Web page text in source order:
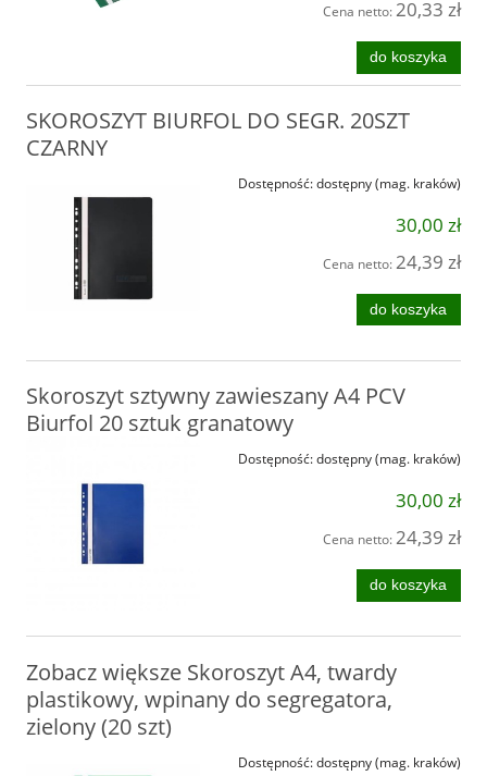
Cena netto:20,33 zł
do koszyka
SKOROSZYT BIURFOL DO SEGR. 20SZT
CZARNY
Dostępność:dostępny (mag. kraków)
30,00 zł
Cena netto:24,39 zł
do koszyka
Skoroszyt sztywny zawieszany A4 PCV
Biurfol 20 sztuk granatowy
Dostępność:dostępny (mag. kraków)
30,00 zł
Cena netto:24,39 zł
do koszyka
Zobacz większe Skoroszyt A4, twardy
plastikowy, wpinany do segregatora,
zielony (20 szt)
Dostępność:dostępny (mag. kraków)